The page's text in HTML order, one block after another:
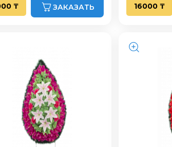
₸ ЗАКАЗАТЬ 16000 ₸